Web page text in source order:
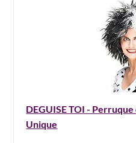
DEGUISE TOI -
Unique